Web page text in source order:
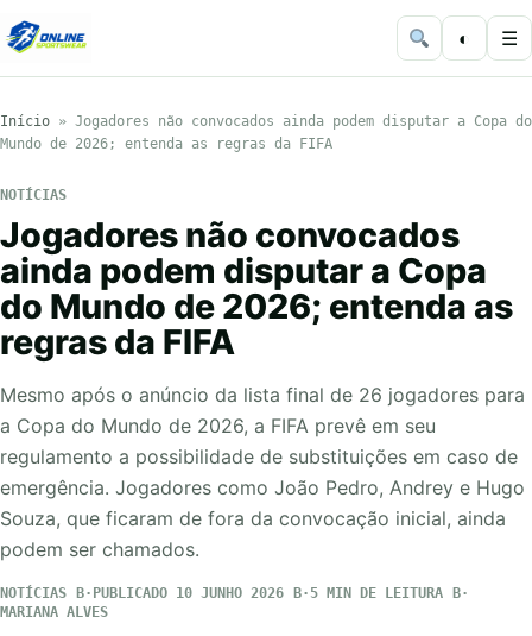
◐ ☰
Início » Jogadores não convocados ainda podem disputar a Copa do
Mundo de 2026; entenda as regras da FIFA
NOTÍCIAS
Jogadores não convocados
ainda podem disputar a Copa
do Mundo de 2026; entenda as
regras da FIFA
Mesmo após o anúncio da lista final de 26 jogadores para
a Copa do Mundo de 2026, a FIFA prevê em seu
regulamento a possibilidade de substituições em caso de
emergência. Jogadores como João Pedro, Andrey e Hugo
Souza, que ficaram de fora da convocação inicial, ainda
podem ser chamados.
NOTÍCIAS PUBLICADO 10 JUNHO 2026
5 MIN DE LEITURA
MARIANA ALVES